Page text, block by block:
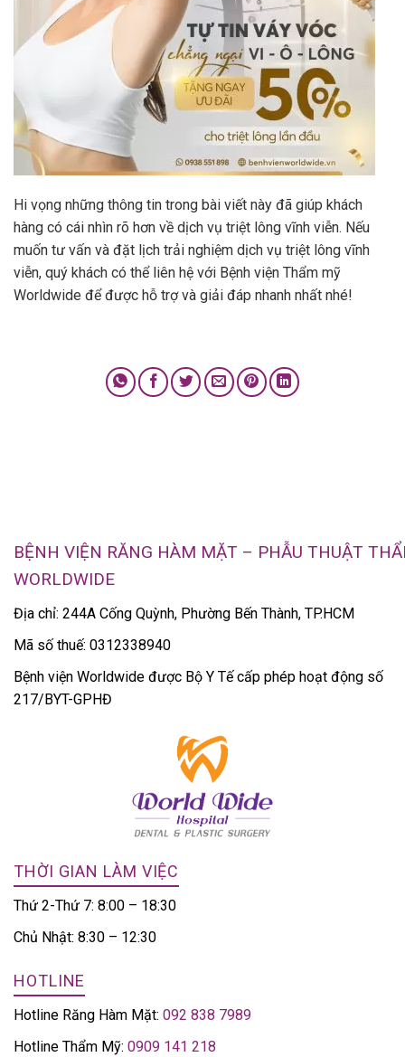
Hi vọng những thông tin trong bài viết này đã giúp khách
hàng có cái nhìn rõ hơn về dịch vụ triệt lông vĩnh viễn. Nếu
muốn tư vấn và đặt lịch trải nghiệm dịch vụ triệt lông vĩnh
viễn, quý khách có thể liên hệ với Bệnh viện Thẩm mỹ
Worldwide để được hỗ trợ và giải đáp nhanh nhất nhé!
BỆNH VIỆN RĂNG HÀM MẶT – PHẪU THUẬT
WORLDWIDE
Địa chỉ: 244A Cống Quỳnh, Phường Bến Thành, TP.HCM
Mã số thuế: 0312338940
Bệnh viện Worldwide được Bộ Y Tế cấp phép hoạt động số
217/BYT-GPHĐ
THỜI GIAN LÀM VIỆC
Thứ 2-Thứ 7: 8:00 – 18:30
Chủ Nhật: 8:30 – 12:30
HOTLINE
Hotline Răng Hàm Mặt: 092 838 7989
Hotline Thẩm Mỹ: 0909 141 218